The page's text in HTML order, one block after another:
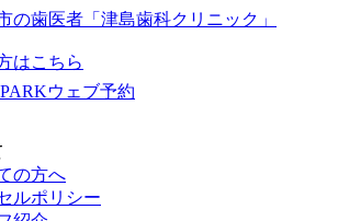
はこちら
ウェブ予約
の方へ
ルポリシー